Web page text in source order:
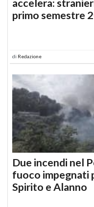
accelera:
primo semestre
di Redazione
Due incendi nel
fuoco impegnati
Spirito e Alanno